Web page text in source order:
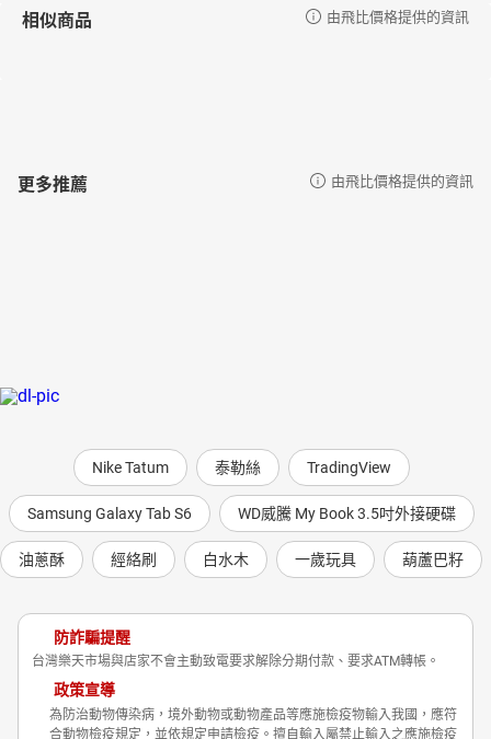
相似商品 由飛比價格提供的資訊
更多推薦 由飛比價格提供的資訊
Nike Tatum 泰勒絲 TradingView
Samsung Galaxy Tab S6 WD威騰 My Book 3.5吋外接硬碟
油蔥酥 經絡刷 白水木 一歲玩具 葫蘆巴籽
防詐騙提醒
台灣樂天市場與店家不會主動致電要求解除分期付款、要求ATM轉帳。
政策宣導
為防治動物傳染病，境外動物或動物產品等應施檢疫物輸入我國，應符
合動物檢疫規定，並依規定申請檢疫。擅自輸入屬禁止輸入之應施檢疫